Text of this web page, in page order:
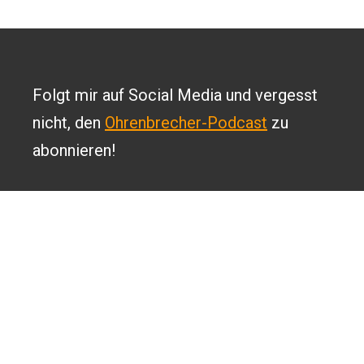
Folgt mir auf Social Media und vergesst
nicht, den Ohrenbrecher-Podcast zu
abonnieren!